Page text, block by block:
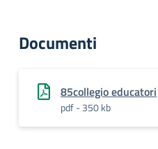
Documenti
85collegio educatori
pdf - 350 kb